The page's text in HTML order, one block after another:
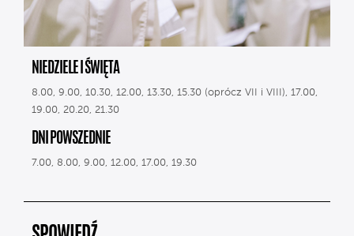
NIEDZIELE I ŚWIĘTA
8.00, 9.00, 10.30, 12.00, 13.30, 15.30 (oprócz VII i VIII), 17.00,
19.00, 20.20, 21.30
DNI POWSZEDNIE
7.00, 8.00, 9.00, 12.00, 17.00, 19.30